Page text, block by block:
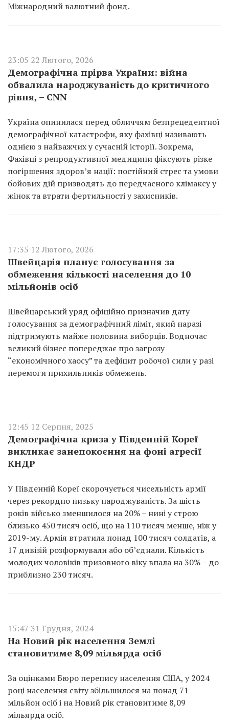
Міжнародний валютний фонд.
23:05 22 Лютого, 2026
Демографічна прірва України: війна
обвалила народжуваність до критичного
рівня, – CNN
Україна опинилася перед обличчям безпрецедентної
демографічної катастрофи, яку фахівці називають
однією з найважчих у сучасній історії. Зокрема,
Фахівці з репродуктивної медицини фіксують різке
погіршення здоров’я нації: постійний стрес та умови
бойових дій призводять до передчасного клімаксу у
жінок та втрати фертильності у захисників.
17:35 12 Лютого, 2026
Швейцарія планує голосування за
обмеження кількості населення до 10
мільйонів осіб
Швейцарський уряд офіційно призначив дату
голосування за демографічний ліміт, який наразі
підтримують майже половина виборців. Водночас
великий бізнес попереджає про загрозу
“економічного хаосу” та дефіцит робочої сили у разі
перемоги прихильників обмежень.
12:45 12 Серпня, 2025
Демографічна криза у Південній Кореї
викликає занепокоєння на фоні агресії
КНДР
У Південній Кореї скорочується чисельність армії
через рекордно низьку народжуваність. За шість
років військо зменшилося на 20% – нині у строю
близько 450 тисяч осіб, що на 110 тисяч менше, ніж у
2019-му. Армія втратила понад 100 тисяч солдатів, а
17 дивізій розформували або об’єднали. Кількість
молодих чоловіків призовного віку впала на 30% – до
приблизно 230 тисяч.
15:47 31 Грудня, 2024
На Новий рік населення Землі
становитиме 8,09 мільярда осіб
За оцінками Бюро перепису населення США, у 2024
році населення світу збільшилося на понад 71
мільйон осіб і на Новий рік становитиме 8,09
мільярда осіб.